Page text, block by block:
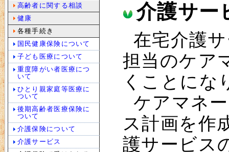
介護サー
在宅介護
担当のケア
くことにな
ケアマネ
ス計画を作
護サービス
高齢者に関する相談
健康
各種手続き
国民健康保険について
子ども医療について
重度障がい者医療につ
いて
ひとり親家庭等医療に
ついて
後期高齢者医療保険に
ついて
介護保険について
介護サービス